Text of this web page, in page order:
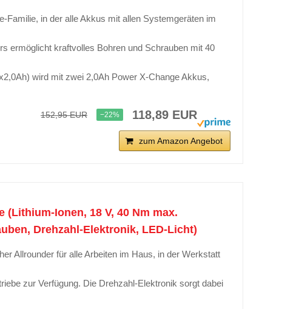
Familie, in der alle Akkus mit allen Systemgeräten im
ermöglicht kraftvolles Bohren und Schrauben mit 40
wird mit zwei 2,0Ah Power X-Change Akkus,
152,95 EUR −22% 118,89 EUR
zum Amazon Angebot
Ionen, 18 V, 40 Nm max.
Drehzahl-Elektronik, LED-Licht)
Allrounder für alle Arbeiten im Haus, in der Werkstatt
zur Verfügung. Die Drehzahl-Elektronik sorgt dabei